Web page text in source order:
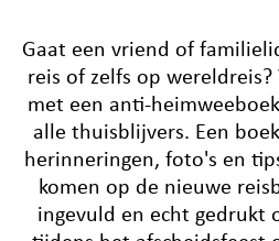
Gaat een vriend of
reis of zelfs op
met een anti-
alle thuisblijvers. Een
herinneringen, foto's en
komen op de nieuwe
ingevuld en echt gedrukt